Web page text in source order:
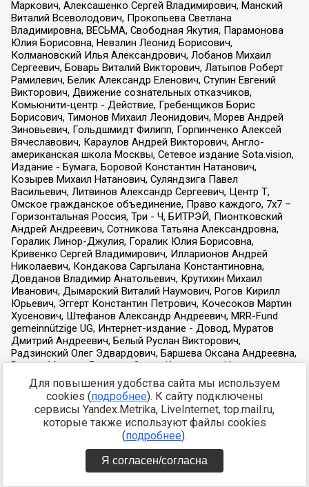
Для повышения удобства сайта мы используем
cookies (подробнее). К сайту подключены
сервисы Yandex.Metrika, LiveInternet, top.mail.ru,
которые также используют файлы cookies
(подробнее).
Я согласен/согласна